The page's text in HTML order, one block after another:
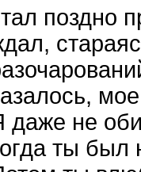
поздно
даже не
ты был